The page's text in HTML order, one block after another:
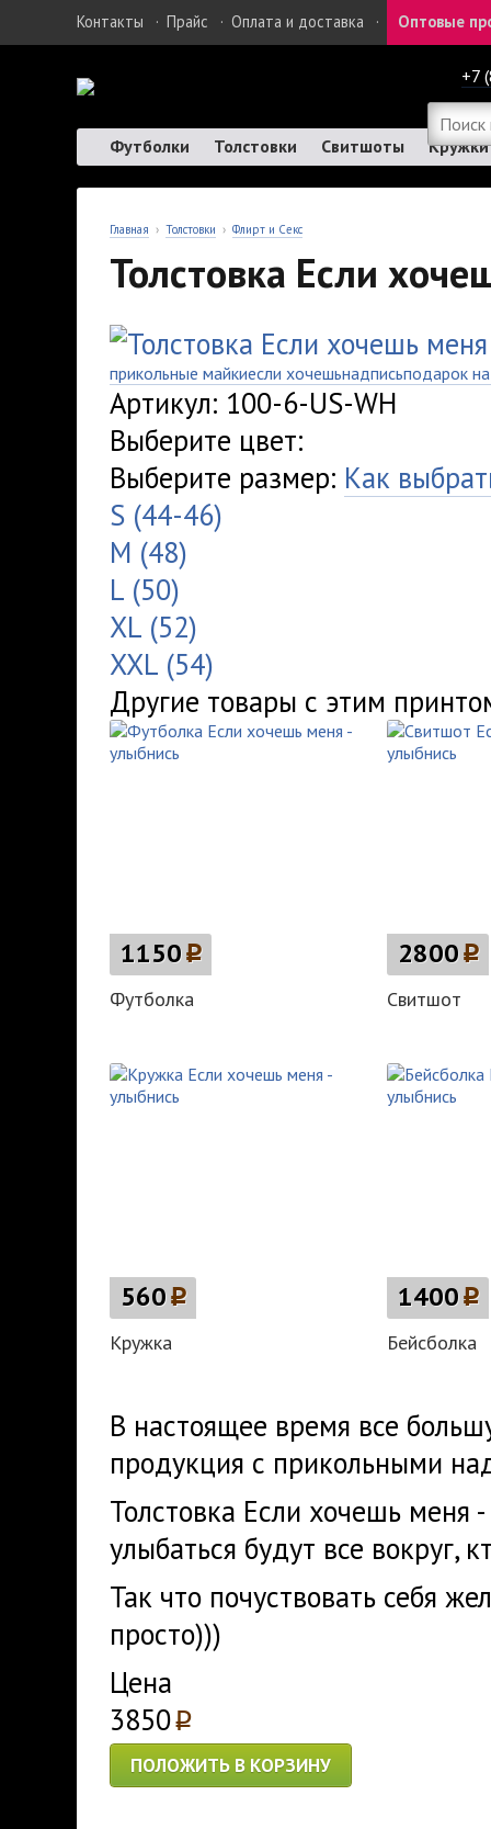
Контакты · Прайс · Оплата и доставка · Оптовые
+7
Футболки Толстовки Свитшоты Кружки
Главная › Толстовки › Флирт и Секс
Толстовка Если
прикольные майкиесли хочешьнадписьподарок
Артикул: 100-6-US-WH
Выберите цвет:
Выберите размер: Как
S (44-46)
M (48)
L (50)
XL (52)
XXL (54)
Другие товары с этим
1150p
Футболка
2800p
Свитшот
560p
Кружка
1400p
Бейсболка
В настоящее время все
продукция с прикольными
Толстовка Если хочешь меня
улыбаться будут все вокруг,
Так что почуствовать себя
просто)))
Цена
3850p
ПОЛОЖИТЬ В КОРЗИНУ